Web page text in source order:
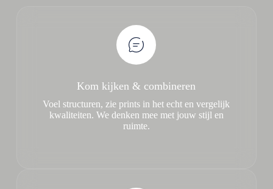
Kom kijken & combineren
Voel structuren, zie prints in het echt en vergelijk
kwaliteiten. We denken mee met jouw stijl en
ruimte.